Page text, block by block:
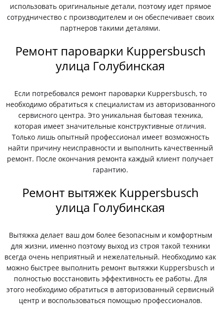
использовать оригинальные детали, поэтому идет прямое
сотрудничество с производителем и он обеспечивает своих
партнеров такими деталями.
Ремонт пароварки Kuppersbusch
улица Голубинская
Если потребовался ремонт пароварки Kuppersbusch, то
необходимо обратиться к специалистам из авторизованного
сервисного центра. Это уникальная бытовая техника,
которая имеет значительные конструктивные отличия.
Только лишь опытный профессионал имеет возможность
найти причину неисправности и выполнить качественный
ремонт. После окончания ремонта каждый клиент получает
гарантию.
Ремонт вытяжек Kuppersbusch
улица Голубинская
Вытяжка делает ваш дом более безопасным и комфортным
для жизни, именно поэтому выход из строя такой техники
всегда очень неприятный и нежелательный. Необходимо как
можно быстрее выполнить ремонт вытяжки Kuppersbusch и
полностью восстановить эффективность ее работы. Для
этого необходимо обратиться в авторизованный сервисный
центр и воспользоваться помощью профессионалов.